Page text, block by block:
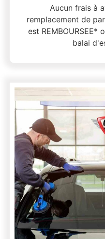
Aucun frais à
remplacement de
est REMBOURSEE*
balai